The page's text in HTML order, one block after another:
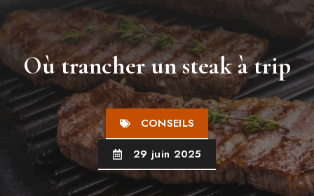
Où trancher un steak à trip
CONSEILS
29 juin 2025